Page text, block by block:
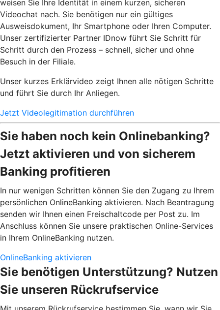
weisen Sie Ihre Identität in einem kurzen, sicheren
Videochat nach. Sie benötigen nur ein gültiges
Ausweisdokument, Ihr Smartphone oder Ihren Computer.
Unser zertifizierter Partner IDnow führt Sie Schritt für
Schritt durch den Prozess – schnell, sicher und ohne
Besuch in der Filiale.
Unser kurzes Erklärvideo zeigt Ihnen alle nötigen Schritte
und führt Sie durch Ihr Anliegen.
Jetzt Videolegitimation durchführen
Sie haben noch kein Onlinebanking?
Jetzt aktivieren und von sicherem
Banking profitieren
In nur wenigen Schritten können Sie den Zugang zu Ihrem
persönlichen OnlineBanking aktivieren. Nach Beantragung
senden wir Ihnen einen Freischaltcode per Post zu. Im
Anschluss können Sie unsere praktischen Online-Services
in Ihrem OnlineBanking nutzen.
OnlineBanking aktivieren
Sie benötigen Unterstützung? Nutzen
Sie unseren Rückrufservice